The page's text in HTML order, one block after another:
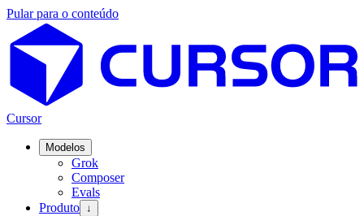
Pular para o conteúdo
Cursor
Modelos
Grok
Composer
Evals
Produto ↓